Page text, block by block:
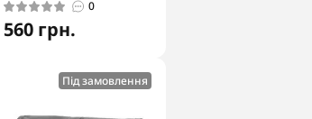
0
560 грн.
Під замовлення